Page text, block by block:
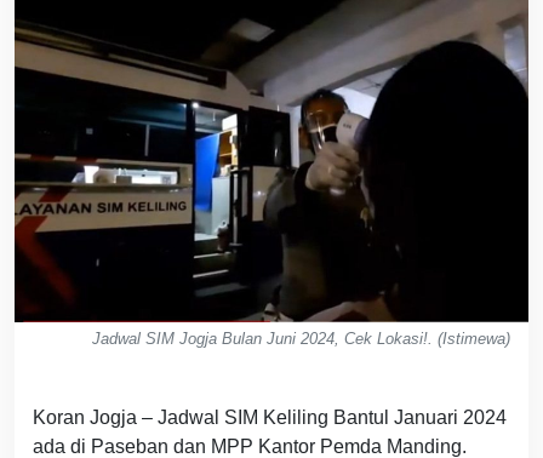
Jadwal SIM Jogja Bulan Juni 2024, Cek Lokasi!. (Istimewa)
Koran Jogja – Jadwal SIM Keliling Bantul Januari 2024
ada di Paseban dan MPP Kantor Pemda Manding.